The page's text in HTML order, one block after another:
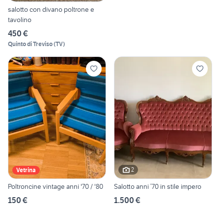
salotto con divano poltrone e
tavolino
450 €
Quinto di Treviso(TV)
Vetrina
Poltroncine vintage anni '70 / '80
150 €
2
Salotto anni ‘70 in stile impero
1.500 €